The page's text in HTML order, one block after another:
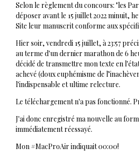
Selon le règlement du concours: "les
déposer avant le 15 juillet 2022 minuit,
Site leur manuscrit conforme aux
Hier soir, vendredi 15 juillet, à 23:57
au terme d'un dernier marathon de 6
décidé de transmettre mon texte en
achevé (doux euphémisme de
l'indispensable et ultime relecture.
Le téléchargement n'a pas fonctionné.
J'ai donc enregistré ma nouvelle au
immédiatement réessayé.
Mon #MacProAir indiquait 00:00!